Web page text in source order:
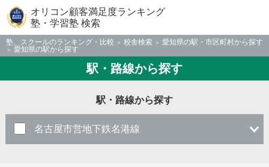
オリコン顧客満足度ランキング
塾・学習塾 検索
塾、スクールのランキング・比較 校舎検索
愛知県の駅・市区町村から探す
愛知県の駅から探す
駅・路線から探す
駅・路線から探す
名古屋市営地下鉄名港線